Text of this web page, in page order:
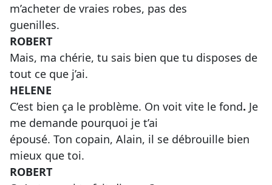
m’acheter de vraies robes, pas des
guenilles.
ROBERT
Mais, ma chérie, tu sais bien que tu disposes de
tout ce que j’ai.
HELENE
C’est bien ça le problème. On voit vite le fond. Je
me demande pourquoi je t’ai
épousé. Ton copain, Alain, il se débrouille bien
mieux que toi.
ROBERT